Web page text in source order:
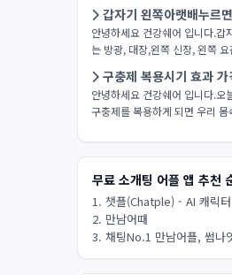
갑자기 왼쪽아랫배누르
안녕하세요 건강쉐어 입니다.갑
는 방광, 대장,왼쪽 신장, 왼쪽
구충제 복용시기 효과
안녕하세요 건강쉐어 입니다.오
구충제를 복용하게 되면 우리
무료 소개팅 어플 앱 추천
1. 챗플(Chatple) - AI 캐릭
2. 만남어때
3. 채팅No.1 만남어플, 썸나